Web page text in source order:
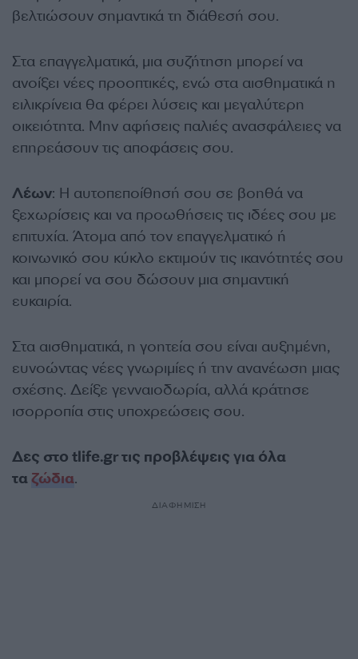
βελτιώσουν σημαντικά τη διάθεσή σου.
Στα επαγγελματικά, μια συζήτηση μπορεί να
ανοίξει νέες προοπτικές, ενώ στα αισθηματικά η
ειλικρίνεια θα φέρει λύσεις και μεγαλύτερη
οικειότητα. Μην αφήσεις παλιές ανασφάλειες να
επηρεάσουν τις αποφάσεις σου.
Λέων: Η αυτοπεποίθησή σου σε βοηθά να
ξεχωρίσεις και να προωθήσεις τις ιδέες σου με
επιτυχία. Άτομα από τον επαγγελματικό ή
κοινωνικό σου κύκλο εκτιμούν τις ικανότητές σου
και μπορεί να σου δώσουν μια σημαντική
ευκαιρία.
Στα αισθηματικά, η γοητεία σου είναι αυξημένη,
ευνοώντας νέες γνωριμίες ή την ανανέωση μιας
σχέσης. Δείξε γενναιοδωρία, αλλά κράτησε
ισορροπία στις υποχρεώσεις σου.
Δες στο tlife.gr τις προβλέψεις για όλα
ταζώδια.
ΔΙΑΦΗΜΙΣΗ